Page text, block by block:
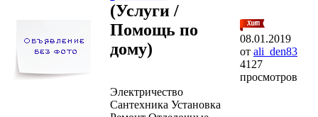
(Услуги /
Помощь по
дому)
Электричество
Сантехника Установка
08.01.2019
от ali_den83
4127
просмотров